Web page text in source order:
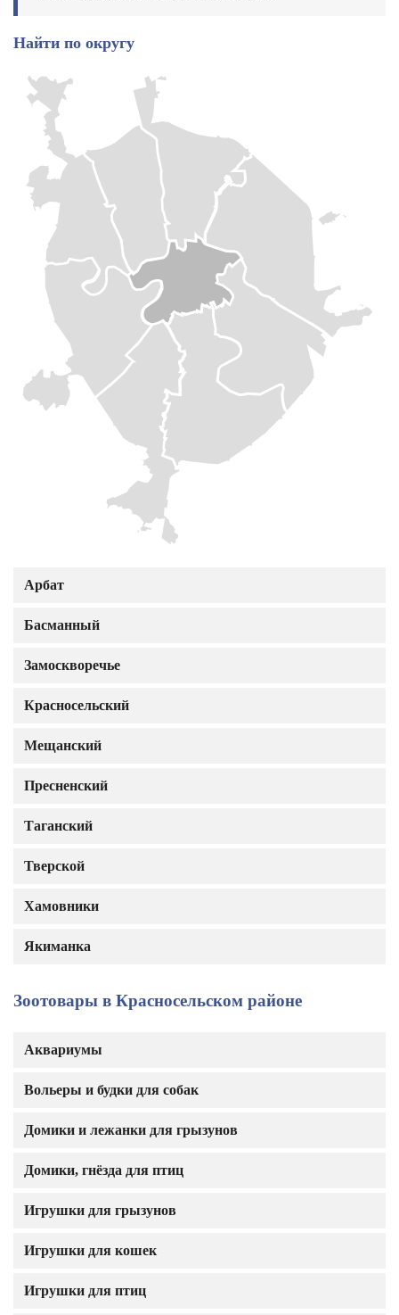
Найти по округу
Арбат
Басманный
Замоскворечье
Красносельский
Мещанский
Пресненский
Таганский
Тверской
Хамовники
Якиманка
Зоотовары в Красносельском районе
Аквариумы
Вольеры и будки для собак
Домики и лежанки для грызунов
Домики, гнёзда для птиц
Игрушки для грызунов
Игрушки для кошек
Игрушки для птиц